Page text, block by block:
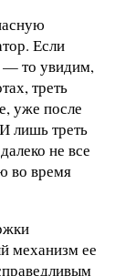
Если
— то увидим,
треть
уже после
лишь треть
не все
во время
механизм ее